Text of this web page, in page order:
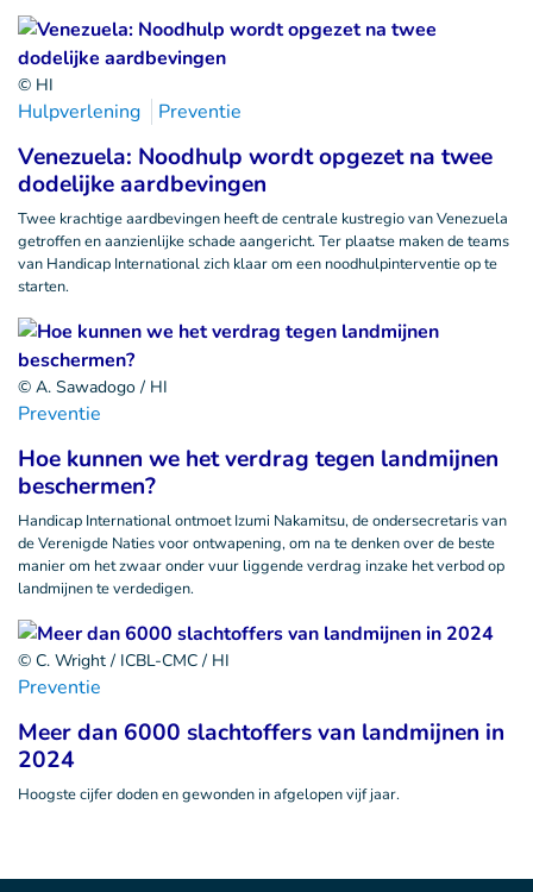
© HI
Hulpverlening Preventie
Venezuela: Noodhulp wordt opgezet na twee
dodelijke aardbevingen
Twee krachtige aardbevingen heeft de centrale kustregio van Venezuela
getroffen en aanzienlijke schade aangericht. Ter plaatse maken de teams
van Handicap International zich klaar om een noodhulpinterventie op te
starten.
© A. Sawadogo / HI
Preventie
Hoe kunnen we het verdrag tegen landmijnen
beschermen?
Handicap International ontmoet Izumi Nakamitsu, de ondersecretaris van
de Verenigde Naties voor ontwapening, om na te denken over de beste
manier om het zwaar onder vuur liggende verdrag inzake het verbod op
landmijnen te verdedigen.
© C. Wright / ICBL-CMC / HI
Preventie
Meer dan 6000 slachtoffers van landmijnen in
2024
Hoogste cijfer doden en gewonden in afgelopen vijf jaar.